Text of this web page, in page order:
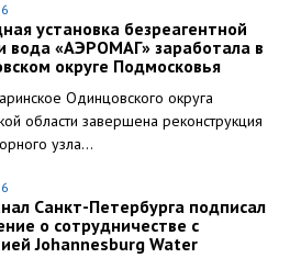
установка безреагентной
вода «АЭРОМАГ» заработала в
округе Подмосковья
Одинцовского округа
области завершена реконструкция
узла...
Санкт-Петербурга подписал
о сотрудничестве с
Johannesburg Water